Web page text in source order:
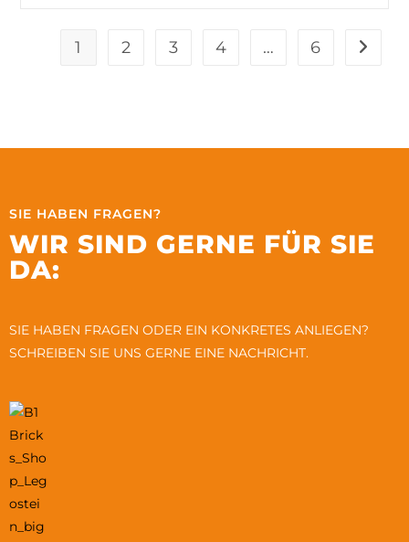
1 2 3 4 … 6
SIE HABEN FRAGEN?
WIR SIND GERNE FÜR SIE
DA:
SIE HABEN FRAGEN ODER EIN KONKRETES ANLIEGEN?
SCHREIBEN SIE UNS GERNE EINE NACHRICHT.